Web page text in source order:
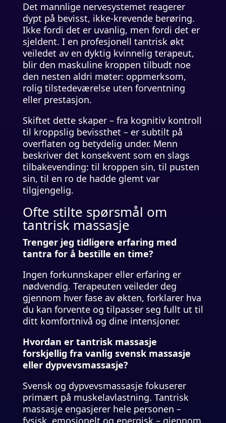
Det mannlige nervesystemet reagerer
dypt på bevisst, ikke-krevende berøring.
Ikke fordi det er uvanlig, men fordi det er
sjeldent. I en profesjonell tantrisk økt
veiledet av en dyktig kvinnelig terapeut,
blir den maskuline kroppen tilbudt noe
den nesten aldri møter: oppmerksom,
rolig tilstedeværelse uten forventning
eller prestasjon.
Skiftet dette skaper – fra kognitiv kontroll
til kroppslig bevissthet – er subtilt på
overflaten og betydelig under. Menn
beskriver det konsekvent som en slags
tilbakevending: til kroppen sin, til pusten
sin, til en ro de hadde glemt var
tilgjengelig.
Ofte stilte spørsmål om
tantrisk massasje
Trenger jeg tidligere erfaring med
tantra for å bestille en time?
Ingen forkunnskaper eller erfaring er
nødvendig. Terapeuten veileder deg
gjennom hver fase av økten, forklarer hva
du kan forvente og tilpasser seg fullt ut til
ditt komfortnivå og dine intensjoner.
Hvordan er tantrisk massasje
forskjellig fra vanlig svensk massasje
eller dypvevsmassasje?
Svensk og dypvevsmassasje fokuserer
primært på muskelavlastning. Tantrisk
massasje engasjerer hele personen –
fysisk, emosjonelt og energisk – gjennom